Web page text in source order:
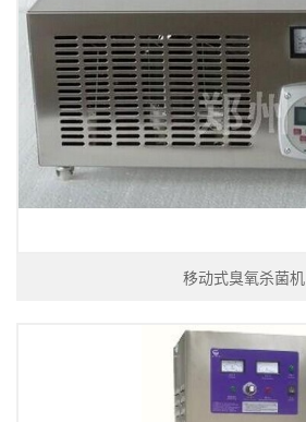
移动式臭氧杀菌机